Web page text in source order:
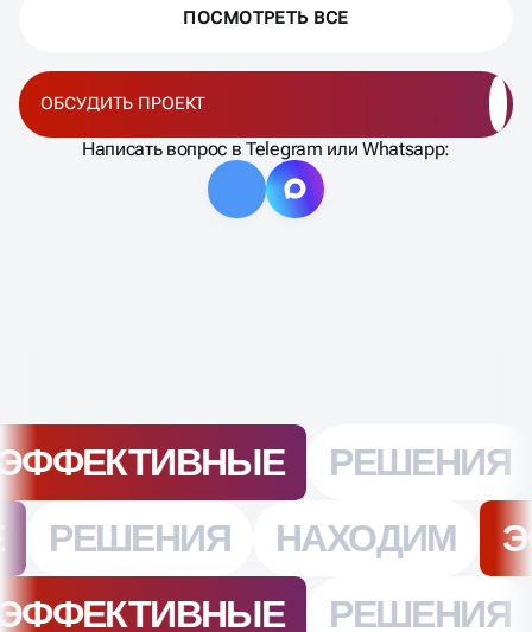
Написать вопрос в Telegram или Whatsapp:
ОБСУДИТЬ ПРОЕКТ
ПОСМОТРЕТЬ ВСЕ